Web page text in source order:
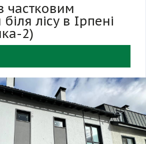
частковим
лісу в Ірпені
2)